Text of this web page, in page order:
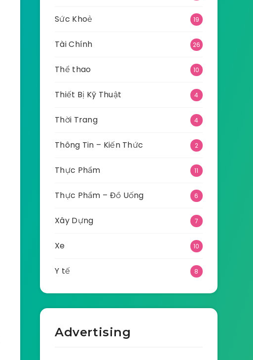
Sức Khoẻ 19
Tài Chính 26
Thể thao 10
Thiết Bị Kỹ Thuật 4
Thời Trang 4
Thông Tin – Kiến Thức 2
Thực Phẩm 11
Thực Phẩm – Đồ Uống 6
Xây Dựng 7
Xe 10
Y tế 8
Advertising